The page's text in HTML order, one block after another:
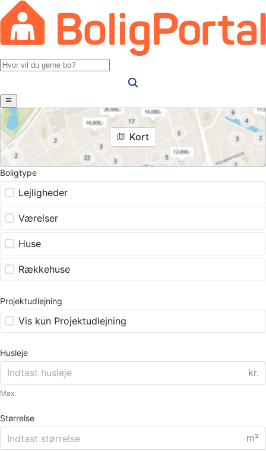
Kort
Boligtype
Lejligheder
Værelser
Huse
Rækkehuse
Projektudlejning
Vis kun Projektudlejning
Husleje
kr.
Max.
Størrelse
m²